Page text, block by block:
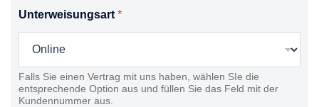
Unterweisungsart *
Falls Sie einen Vertrag mit uns haben, wählen SIe die
entsprechende Option aus und füllen Sie das Feld mit der
Kundennummer aus.